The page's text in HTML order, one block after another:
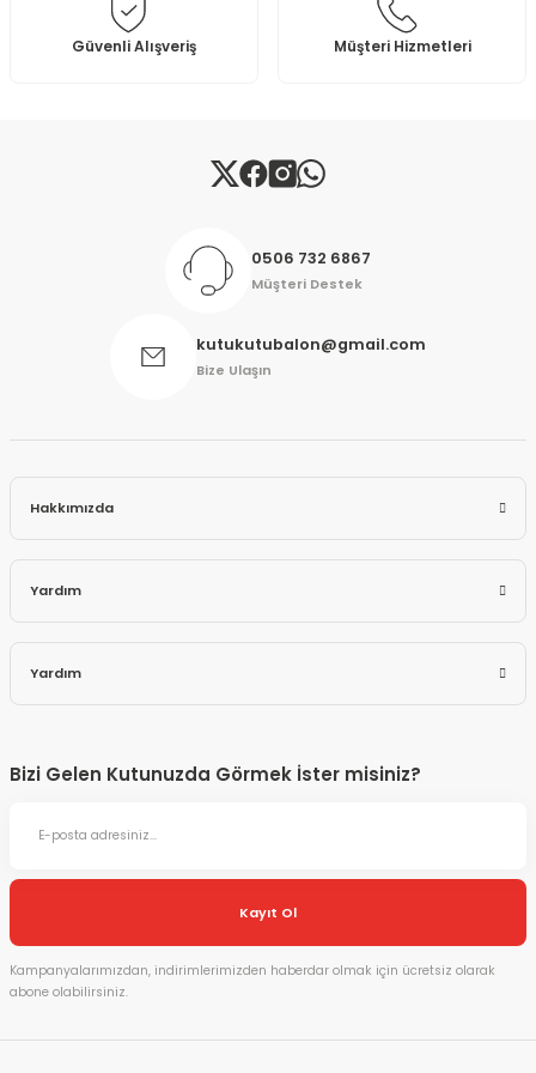
Bu ürüne benzer farklı alternatifler olmalı.
Gönder
Güvenli Alışveriş Müşteri Hizmetleri
0506 732 6867
Müşteri Destek
kutukutubalon@gmail.com
Bize Ulaşın
Hakkımızda
Yardım
Yardım
Bizi Gelen Kutunuzda Görmek İster misiniz?
Kayıt Ol
Kampanyalarımızdan, indirimlerimizden haberdar olmak için ücretsiz olarak
abone olabilirsiniz.